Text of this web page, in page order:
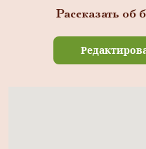
Рассказать об